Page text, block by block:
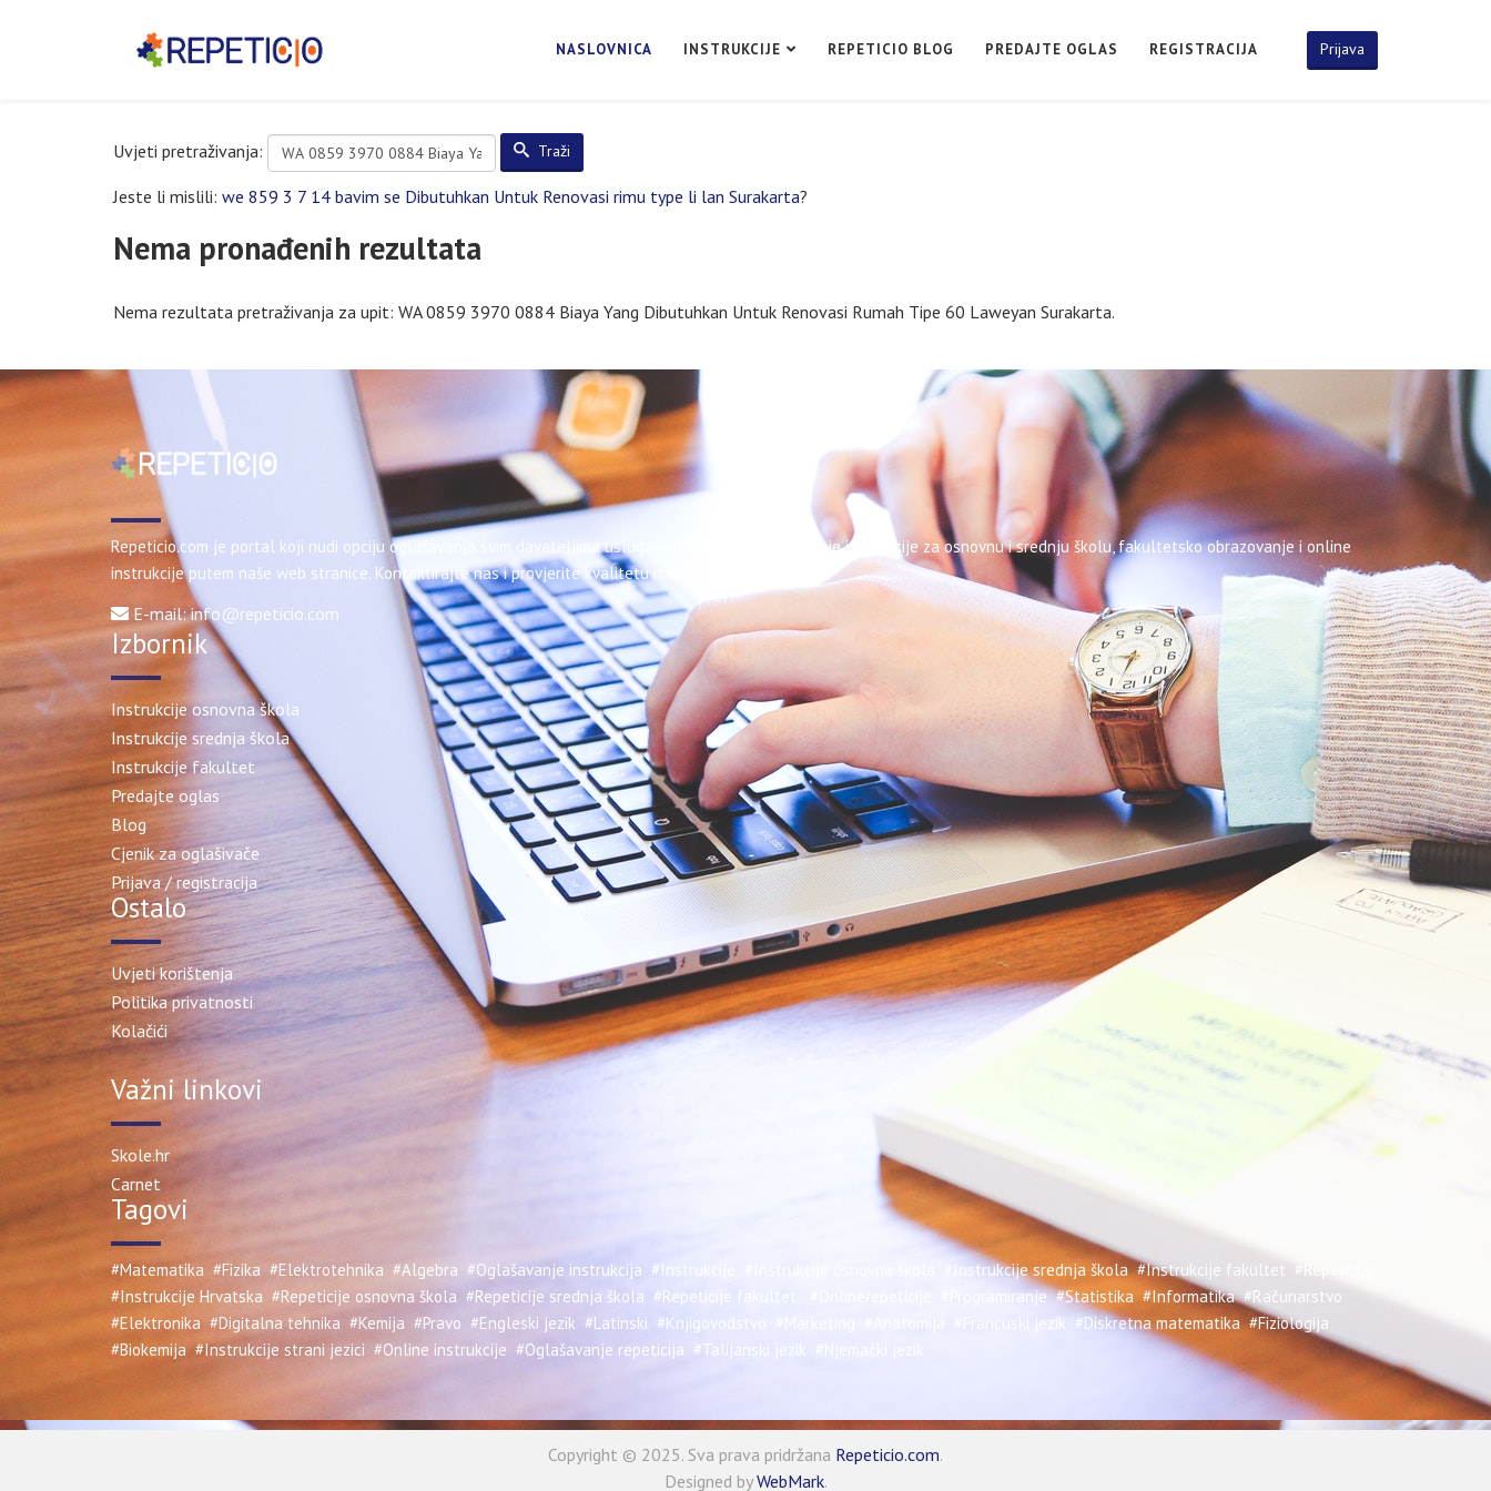
Prijava
NASLOVNICA INSTRUKCIJE REPETICIO BLOG PREDAJTE OGLAS REGISTRACIJA
Uvjeti pretraživanja: Traži
Jeste li mislili: we 859 3 7 14 bavim se Dibutuhkan Untuk Renovasi rimu type li lan Surakarta?
Nema pronađenih rezultata
Nema rezultata pretraživanja za upit: WA 0859 3970 0884 Biaya Yang Dibutuhkan Untuk Renovasi Rumah Tipe 60 Laweyan Surakarta.
Repeticio.com je portal koji nudi opciju oglašavanja svim davateljima usluga instrukcija. Oglasite svoje instrukcije za osnovnu i srednju školu, fakultetsko obrazovanje i online
instrukcije putem naše web stranice. Kontaktirajte nas i provjerite kvalitetu naše usluge.
E-mail: info@repeticio.com
Izbornik
Instrukcije osnovna škola
Instrukcije srednja škola
Instrukcije fakultet
Predajte oglas
Blog
Cjenik za oglašivače
Prijava / registracija
Ostalo
Uvjeti korištenja
Politika privatnosti
Kolačići
Važni linkovi
Skole.hr
Carnet
Tagovi
#Matematika #Fizika #Elektrotehnika #Algebra #Oglašavanje instrukcija #Instrukcije #Instrukcije srednja škola #Instrukcije fakultet #Repeticije
#Instrukcije Hrvatska #Repeticije osnovna škola #Repeticije srednja škola #Repeticije fakultet #Programiranje #Statistika #Informatika #Računarstvo
#Elektronika #Digitalna tehnika #Kemija #Pravo #Engleski jezik #Latinski #Knjigovodstvo #Francuski jezik #Diskretna matematika #Fiziologija
#Biokemija #Instrukcije strani jezici #Online instrukcije #Oglašavanje repeticija #Talijanski jezik
Copyright © 2025. Sva prava pridržana Repeticio.com.
Designed byWebMark.